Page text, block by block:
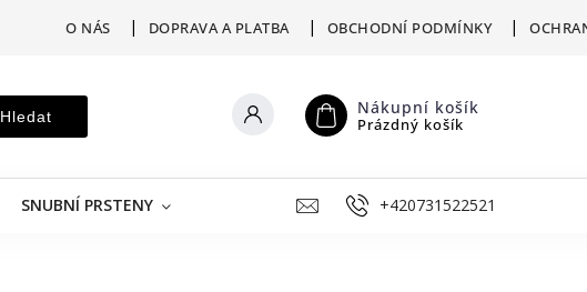
O NÁS DOPRAVA A PLATBA OBCHODNÍ PODMÍNKY
Hledat Nákupní košík
Prázdný košík
SNUBNÍ PRSTENY ŠPERKY K RYTÍ VÝKUP ZLATNICKÁ
+420731522521